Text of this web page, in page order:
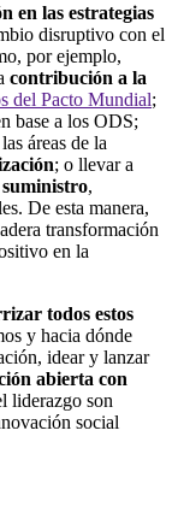
en las estrategias
disruptivo con el
por ejemplo,
contribución a la
del Pacto Mundial;
base a los ODS;
áreas de la
; o llevar a
suministro,
De esta manera,
transformación
en la
todos estos
y hacia dónde
idear y lanzar
abierta con
liderazgo son
social